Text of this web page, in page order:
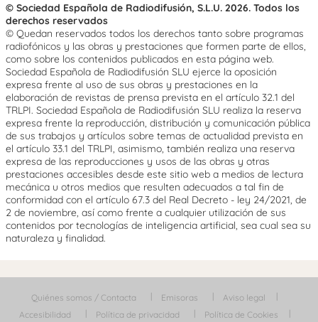
© Sociedad Española de Radiodifusión, S.L.U. 2026. Todos los
derechos reservados
© Quedan reservados todos los derechos tanto sobre programas
radiofónicos y las obras y prestaciones que formen parte de ellos,
como sobre los contenidos publicados en esta página web.
Sociedad Española de Radiodifusión SLU ejerce la oposición
expresa frente al uso de sus obras y prestaciones en la
elaboración de revistas de prensa prevista en el artículo 32.1 del
TRLPI. Sociedad Española de Radiodifusión SLU realiza la reserva
expresa frente la reproducción, distribución y comunicación pública
de sus trabajos y artículos sobre temas de actualidad prevista en
el artículo 33.1 del TRLPI, asimismo, también realiza una reserva
expresa de las reproducciones y usos de las obras y otras
prestaciones accesibles desde este sitio web a medios de lectura
mecánica u otros medios que resulten adecuados a tal fin de
conformidad con el artículo 67.3 del Real Decreto - ley 24/2021, de
2 de noviembre, así como frente a cualquier utilización de sus
contenidos por tecnologías de inteligencia artificial, sea cual sea su
naturaleza y finalidad.
Quiénes somos / Contacta Emisoras
Aviso legal
Accesibilidad
Política de privacidad
Política de Cookies